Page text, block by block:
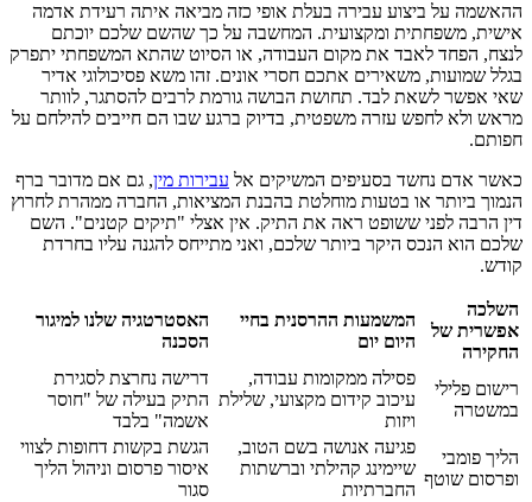
ההאשמה על ביצוע עבירה בעלת אופי כזה מביאה איתה רעידת אדמה
אישית, משפחתית ומקצועית. המחשבה על כך שהשם שלכם יוכתם
לנצח, הפחד לאבד את מקום העבודה, או הסיוט שהתא המשפחתי יתפרק
בגלל שמועות, משאירים אתכם חסרי אונים. זהו משא פסיכולוגי אדיר
שאי אפשר לשאת לבד. תחושת הבושה גורמת לרבים להסתגר, לוותר
מראש ולא לחפש עזרה משפטית, בדיוק ברגע שבו הם חייבים להילחם על
חפותם.
כאשר אדם נחשד בסעיפים המשיקים אל עבירות מין, גם אם מדובר ברף
הנמוך ביותר או בטעות מוחלטת בהבנת המציאות, החברה ממהרת לחרוץ
דין הרבה לפני ששופט ראה את התיק. אין אצלי "תיקים קטנים". השם
שלכם הוא הנכס היקר ביותר שלכם, ואני מתייחס להגנה עליו בחרדת
קודש.
השלכה
אפשרית של
החקירה
המשמעות ההרסנית בחיי
היום יום
האסטרטגיה שלנו למיגור
הסכנה
רישום פלילי
במשטרה
פסילה ממקומות עבודה,
עיכוב קידום מקצועי, שלילת
ויזות
דרישה נחרצת לסגירת
התיק בעילה של "חוסר
אשמה" בלבד
הליך פומבי
ופרסום שוטף
פגיעה אנושה בשם הטוב,
שיימינג קהילתי וברשתות
החברתיות
הגשת בקשות דחופות לצווי
איסור פרסום וניהול הליך
סגור